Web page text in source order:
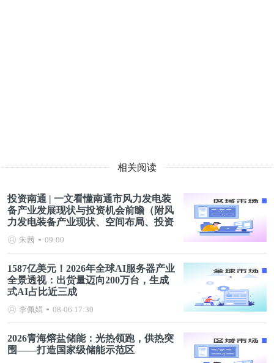
相关阅读
投资南通 | 一文看懂南通市风力发电装
备产业发展现状与投资机会前瞻（附风
力发电装备产业现状、空间布局、投资
机会分析等）
朱茜 09:00
1587亿美元！2026年全球AI服务器产业
全景透视：出货量迈向200万台，生成
式AI占比近三成
李佩娟 08-06 17:30
2026青海熔盐储能：光热领跑，供热突
围——打造国家级储能示范区